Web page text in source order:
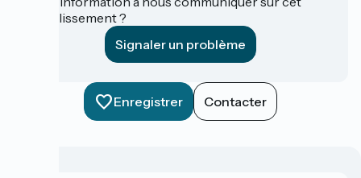
établissement ?
Signaler un problème
Enregistrer Contacter